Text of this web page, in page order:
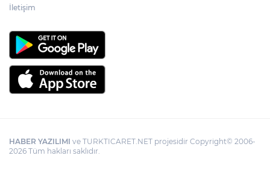
İletişim
HABER YAZILIMI ve TURKTICARET.NET projesidir Copyright© 2006-
2026 Tüm hakları saklıdır.